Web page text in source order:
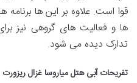
قوا است. علاوه بر این ها
ها و فعالیت های گروهی نیز
تدارک دیده می شود.
تفریحات آبی هتل میاروسا غزال ریزورت